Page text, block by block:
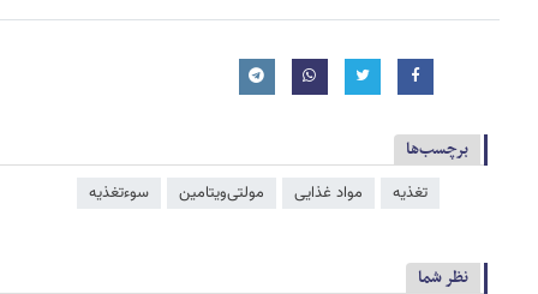
برچسب‌ها
تغذیه مواد غذایی مولتی‌ویتامین سوءتغذیه
نظر شما